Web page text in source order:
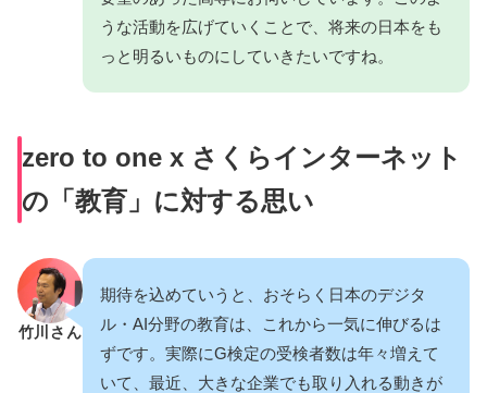
うな活動を広げていくことで、将来の日本をも
っと明るいものにしていきたいですね。
zero to one x さくらインターネット
の「教育」に対する思い
竹川さん
期待を込めていうと、おそらく日本のデジタ
ル・AI分野の教育は、これから一気に伸びるは
ずです。実際にG検定の受検者数は年々増えて
いて、最近、大きな企業でも取り入れる動きが